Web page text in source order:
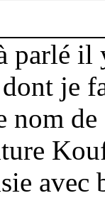
parlé il
je
nom
avec